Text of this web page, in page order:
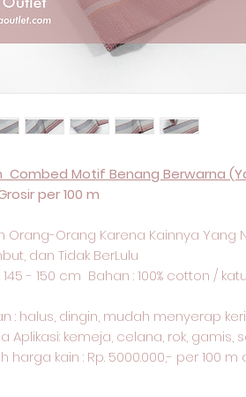
Combed Motif Benang Berwarna
per 100 m
Orang-Orang Karena Kainnya Yang
dan Tidak BerLulu
145 - 150 cm Bahan : 100% cotton /
: halus, dingin, mudah menyerap
Aplikasi: kemeja, celana, rok, gamis,
harga kain : Rp. 5000.000,- per 100